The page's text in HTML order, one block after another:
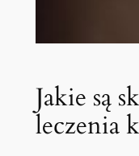
Jakie są
leczenia